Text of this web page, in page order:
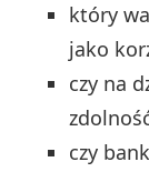
który
jako
czy na
czy